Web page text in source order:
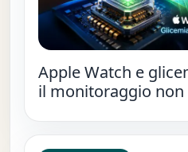
Apple Watch e
il monitoraggio non